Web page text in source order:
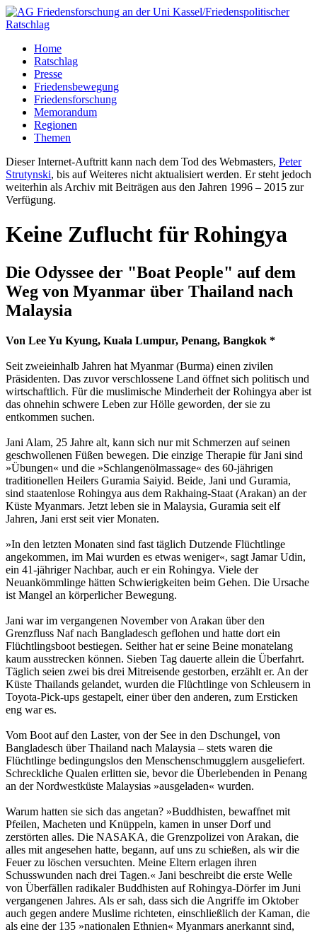
Home
Ratschlag
Presse
Friedensbewegung
Friedensforschung
Memorandum
Regionen
Themen
Dieser Internet-Auftritt kann nach dem Tod des Webmasters, Peter
Strutynski, bis auf Weiteres nicht aktualisiert werden. Er steht jedoch
weiterhin als Archiv mit Beiträgen aus den Jahren 1996 – 2015 zur
Verfügung.
Keine Zuflucht für Rohingya
Die Odyssee der "Boat People" auf dem
Weg von Myanmar über Thailand nach
Malaysia
Von Lee Yu Kyung, Kuala Lumpur, Penang, Bangkok *
Seit zweieinhalb Jahren hat Myanmar (Burma) einen zivilen
Präsidenten. Das zuvor verschlossene Land öffnet sich politisch und
wirtschaftlich. Für die muslimische Minderheit der Rohingya aber ist
das ohnehin schwere Leben zur Hölle geworden, der sie zu
entkommen suchen.
Jani Alam, 25 Jahre alt, kann sich nur mit Schmerzen auf seinen
geschwollenen Füßen bewegen. Die einzige Therapie für Jani sind
»Übungen« und die »Schlangenölmassage« des 60-jährigen
traditionellen Heilers Guramia Saiyid. Beide, Jani und Guramia,
sind staatenlose Rohingya aus dem Rakhaing-Staat (Arakan) an der
Küste Myanmars. Jetzt leben sie in Malaysia, Guramia seit elf
Jahren, Jani erst seit vier Monaten.
»In den letzten Monaten sind fast täglich Dutzende Flüchtlinge
angekommen, im Mai wurden es etwas weniger«, sagt Jamar Udin,
ein 41-jähriger Nachbar, auch er ein Rohingya. Viele der
Neuankömmlinge hätten Schwierigkeiten beim Gehen. Die Ursache
ist Mangel an körperlicher Bewegung.
Jani war im vergangenen November von Arakan über den
Grenzfluss Naf nach Bangladesch geflohen und hatte dort ein
Flüchtlingsboot bestiegen. Seither hat er seine Beine monatelang
kaum ausstrecken können. Sieben Tag dauerte allein die Überfahrt.
Täglich seien zwei bis drei Mitreisende gestorben, erzählt er. An der
Küste Thailands gelandet, wurden die Flüchtlinge von Schleusern in
Toyota-Pick-ups gestapelt, einer über den anderen, zum Ersticken
eng war es.
Vom Boot auf den Laster, von der See in den Dschungel, von
Bangladesch über Thailand nach Malaysia – stets waren die
Flüchtlinge bedingungslos den Menschenschmugglern ausgeliefert.
Schreckliche Qualen erlitten sie, bevor die Überlebenden in Penang
an der Nordwestküste Malaysias »ausgeladen« wurden.
Warum hatten sie sich das angetan? »Buddhisten, bewaffnet mit
Pfeilen, Macheten und Knüppeln, kamen in unser Dorf und
zerstörten alles. Die NASAKA, die Grenzpolizei von Arakan, die
alles mit angesehen hatte, begann, auf uns zu schießen, als wir die
Feuer zu löschen versuchten. Meine Eltern erlagen ihren
Schusswunden nach drei Tagen.« Jani beschreibt die erste Welle
von Überfällen radikaler Buddhisten auf Rohingya-Dörfer im Juni
vergangenen Jahres. Als er sah, dass sich die Angriffe im Oktober
auch gegen andere Muslime richteten, einschließlich der Kaman, die
als eine der 135 »nationalen Ethnien« Myanmars anerkannt sind,